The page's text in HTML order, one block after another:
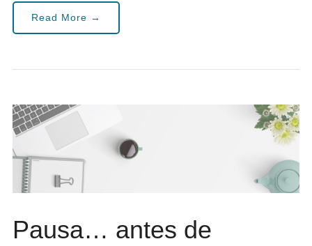
Read More →
Pausa… antes de